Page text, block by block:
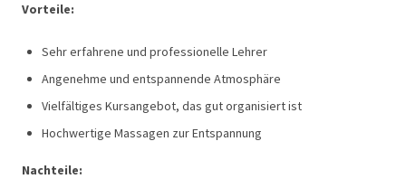
Vorteile:
Sehr erfahrene und professionelle Lehrer
Angenehme und entspannende Atmosphäre
Vielfältiges Kursangebot, das gut organisiert ist
Hochwertige Massagen zur Entspannung
Nachteile: